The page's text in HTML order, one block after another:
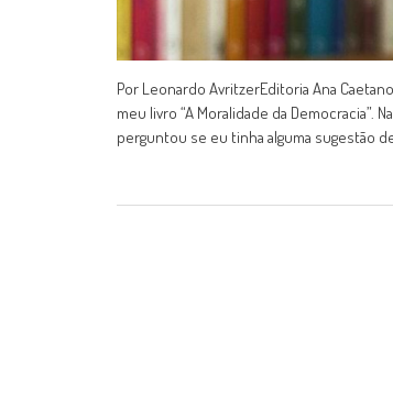
Por Leonardo AvritzerEditoria Ana
meu livro “A Moralidade da
perguntou se eu tinha alguma sugestão